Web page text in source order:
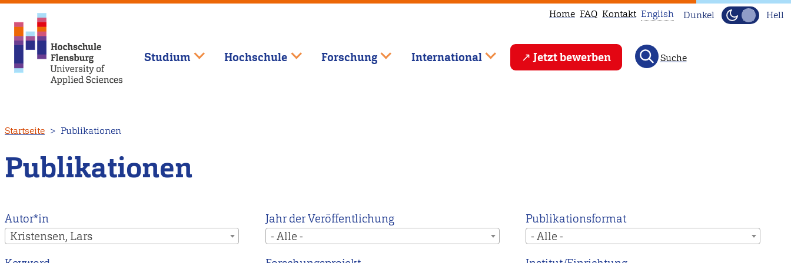
zum
Inhalt
Home FAQ Kontakt
This
page
main
page
English Dunkel Hell
Studium Hochschule Forschung International Jetzt bewerben Suche
Startseite Publikationen
Publikationen
Autor*in
Kristensen, Lars
Jahr der Veröffentlichung
- Alle -
Publikationsformat
- Alle -